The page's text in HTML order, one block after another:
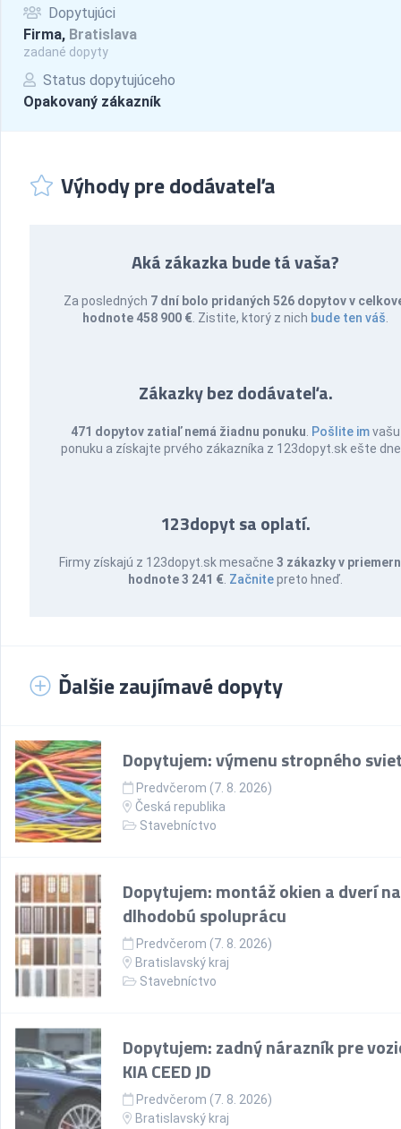
Dopytujúci
Firma, Bratislava
zadané dopyty
Status dopytujúceho
Opakovaný zákazník
Výhody pre dodávateľa
Aká zákazka bude tá vaša?
Za posledných 7 dní bolo pridaných 526 dopytov v
hodnote 458 900 € . Zistite, ktorý z nich bude ten váš
Zákazky bez dodávateľa.
471 dopytov zatiaľ nemá žiadnu ponuku Pošlite imvašu
ponuku a získajte prvého zákazníka z 123dopyt.sk ešte
123dopyt sa oplatí.
Firmy získajú z 123dopyt.sk mesačne3 zákazky v
hodnote 3 241 € Začnitepreto hneď.
Ďalšie zaujímavé dopyty
Dopytujem: výmenu stropného
Predvčerom (7. 8. 2026)
Česká republika
Stavebníctvo
Dopytujem: montáž okien a dverí na
dlhodobú spoluprácu
Predvčerom (7. 8. 2026)
Bratislavský kraj
Stavebníctvo
Dopytujem: zadný nárazník pre
KIA CEED JD
Predvčerom (7. 8. 2026)
Bratislavský kraj